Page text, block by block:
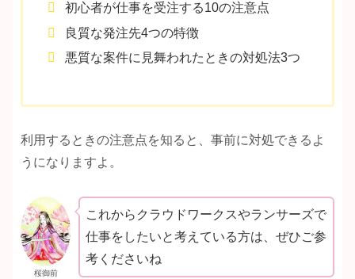
初心者が仕事を受注する10の注意点
良質な発注先4つの特徴
悪質な案件に見舞われたときの対処法3つ
利用するときの注意点を知ると、事前に対処できるよ
うになりますよ。
桜御前
これからクラウドワークスやランサーズで
仕事をしたいと考えている方は、ぜひご参
考くださいね